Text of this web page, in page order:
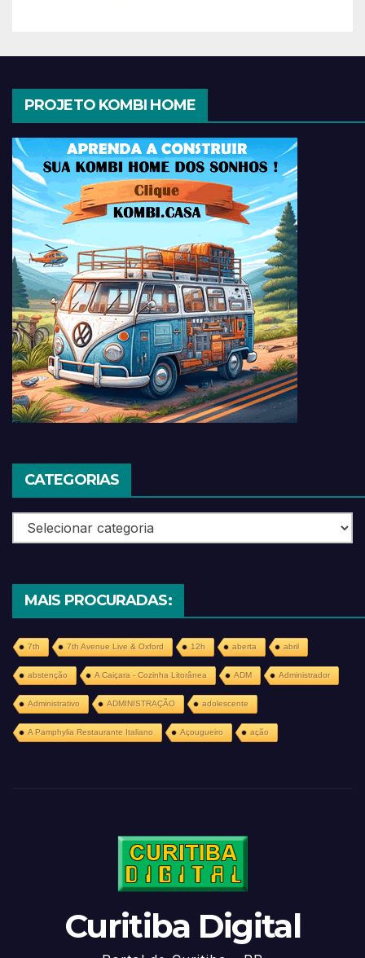
PROJETO KOMBI HOME
CATEGORIAS
Categorias
MAIS PROCURADAS:
7th 7th Avenue Live & Oxford 12h aberta abril
abstenção A Caiçara - Cozinha Litorânea ADM Administrador
Administrativo ADMINISTRAÇÃO adolescente
A Pamphylia Restaurante Italiano Açougueiro ação
Curitiba Digital